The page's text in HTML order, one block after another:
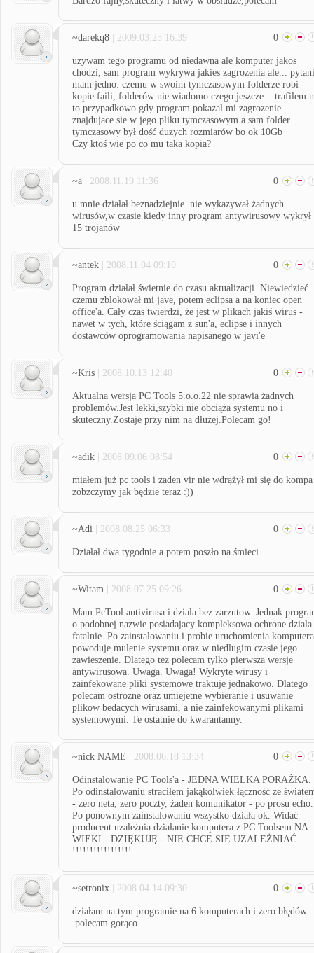
~darekq8 | 2009.03.25 16:39 0
uzywam tego programu od niedawna ale komputer jakos
chodzi, sam program wykrywa jakies zagrozenia ale...
mam jedno: czemu w swoim tymczasowym folderze robi
kopie faili, folderów nie wiadomo czego jeszcze... trafilem
to przypadkowo gdy program pokazal mi zagrozenie
znajdujace sie w jego pliku tymczasowym a sam folder
tymczasowy był dość duzych rozmiarów bo ok 10Gb
Czy ktoś wie po co mu taka kopia?
~a | 2008.11.19 11:36 0
u mnie działał beznadziejnie. nie wykazywał żadnych
wirusów,w czasie kiedy inny program antywirusowy wykrył
15 trojanów
~antek | 2008.11.04 09:10 0
Program działał świetnie do czasu aktualizacji. Niewiedzieć
czemu zblokował mi jave, potem eclipsa a na koniec open
office'a. Cały czas twierdzi, że jest w plikach jakiś wirus -
nawet w tych, które ściągam z sun'a, eclipse i innych
dostawców oprogramowania napisanego w javi'e
~Kris | 2008.10.13 12:40 0
Aktualna wersja PC Tools 5.o.o.22 nie sprawia żadnych
problemów.Jest lekki,szybki nie obciąża systemu no i
skuteczny.Zostaje przy nim na dłużej.Polecam go!
~adik | 2008.09.06 08:54 0
miałem już pc tools i zaden vir nie wdrążył mi się do kompa
zobzczymy jak będzie teraz :))
~Adi | 2008.08.25 06:33 0
Działał dwa tygodnie a potem poszło na śmieci
~Witam | 2008.07.25 09:26 0
Mam PcTool antivirusa i dziala bez zarzutow. Jednak
o podobnej nazwie posiadajacy kompleksowa ochrone dziala
fatalnie. Po zainstalowaniu i probie uruchomienia komputera
powoduje mulenie systemu oraz w niedlugim czasie jego
zawieszenie. Dlatego tez polecam tylko pierwsza wersje
antywirusowa. Uwaga. Uwaga! Wykryte wirusy i
zainfekowane pliki systemowe traktuje jednakowo. Dlatego
polecam ostrozne oraz umiejetne wybieranie i usuwanie
plikow bedacych wirusami, a nie zainfekowanymi plikami
systemowymi. Te ostatnie do kwarantanny.
~nick NAME | 2008.06.18 13:34 0
Odinstalowanie PC Tools'a - JEDNA WIELKA PORAŻKA.
Po odinstalowaniu straciłem jakąkolwiek łączność ze
- zero neta, zero poczty, żaden komunikator - po prosu echo.
Po ponownym zainstalowaniu wszystko działa ok. Widać
producent uzależnia działanie komputera z PC Toolsem NA
WIEKI - DZIĘKUJĘ - NIE CHCĘ SIĘ UZALEŻNIAĆ
!!!!!!!!!!!!!!!!!
~setronix | 2008.04.14 09:30 0
działam na tym programie na 6 komputerach i zero błędów
.polecam gorąco